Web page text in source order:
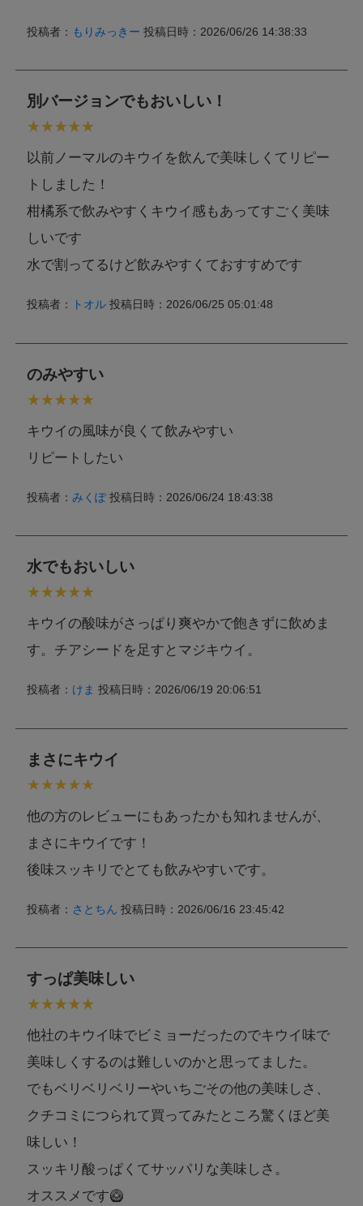
投稿者： もりみっきー 投稿日時：2026/06/26 14:38:33
別バージョンでもおいしい！
以前ノーマルのキウイを飲んで美味しくてリピー
トしました！
柑橘系で飲みやすくキウイ感もあってすごく美味
しいです
水で割ってるけど飲みやすくておすすめです
投稿者： トオル 投稿日時：2026/06/25 05:01:48
のみやすい
キウイの風味が良くて飲みやすい
リピートしたい
投稿者：みくぽ投稿日時：2026/06/24 18:43:38
水でもおいしい
キウイの酸味がさっぱり爽やかで飽きずに飲めま
す。チアシードを足すとマジキウイ。
投稿者： けま 投稿日時：2026/06/19 20:06:51
まさにキウイ
他の方のレビューにもあったかも知れませんが、
まさにキウイです！
後味スッキリでとても飲みやすいです。
投稿者： さとちん 投稿日時：2026/06/16 23:45:42
すっぱ美味しい
他社のキウイ味でビミョーだったのでキウイ味で
美味しくするのは難しいのかと思ってました。
でもベリベリベリーやいちごその他の美味しさ、
クチコミにつられて買ってみたところ驚くほど美
味しい！
スッキリ酸っぱくてサッパリな美味しさ。
オススメです🥝